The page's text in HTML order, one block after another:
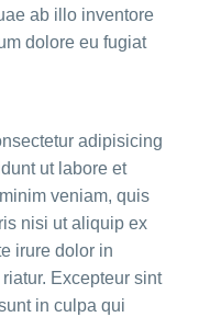
ab illo inventore
dolore eu fugiat
adipisicing
ut labore et
veniam, quis
nisi ut aliquip ex
irure dolor in
Excepteur sint
in culpa qui